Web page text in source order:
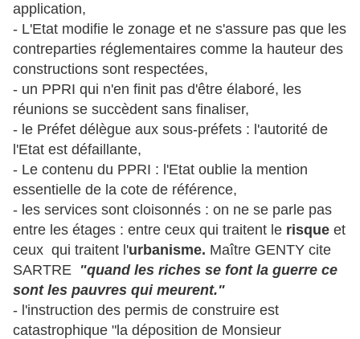
application,
- L'Etat modifie le zonage et ne s'assure pas que les
contreparties réglementaires comme la hauteur des
constructions sont respectées,
- un PPRI qui n'en finit pas d'être élaboré, les
réunions se succèdent sans finaliser,
- le Préfet délègue aux sous-préfets : l'autorité de
l'Etat est défaillante,
- Le contenu du PPRI : l'Etat oublie la mention
essentielle de la cote de référence,
- les services sont cloisonnés : on ne se parle pas
entre les étages : entre ceux qui traitent le risque et
ceux qui traitent l'urbanisme. Maître GENTY cite
SARTRE "quand les riches se font la guerre ce
sont les pauvres qui meurent."
- l'instruction des permis de construire est
catastrophique "la déposition de Monsieur